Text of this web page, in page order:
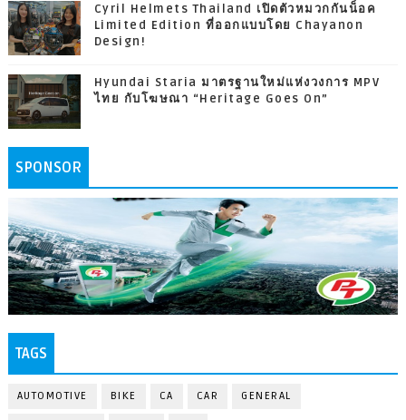
Cyril Helmets Thailand เปิดตัวหมวกกันน็อค
Limited Edition ที่ออกแบบโดย Chayanon
Design!
Hyundai Staria มาตรฐานใหม่แห่งวงการ MPV
ไทย กับโฆษณา “Heritage Goes On”
SPONSOR
TAGS
AUTOMOTIVE BIKE CA CAR GENERAL